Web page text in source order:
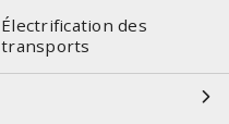
Électrification des
transports